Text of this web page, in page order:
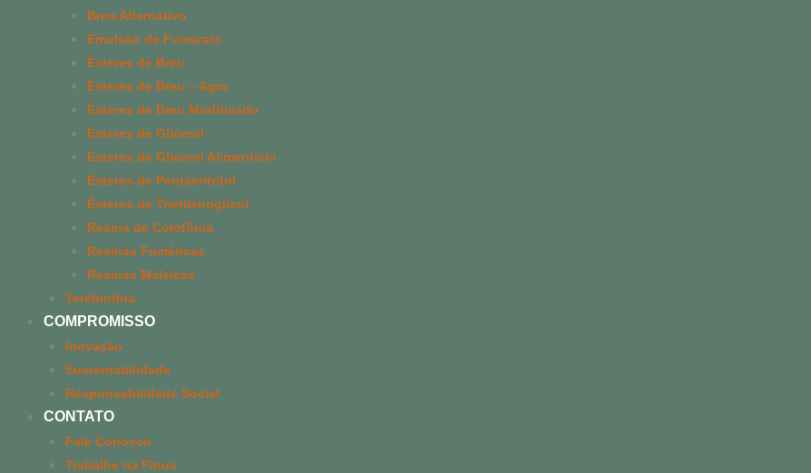
Breu Alternativo
Emulsão de Fumarato
Ésteres de Breu
Ésteres de Breu – Agro
Ésteres de Breu Modificado
Ésteres de Glicerol
Ésteres de Glicerol Alimentício
Ésteres de Pentaeritritol
Ésteres de Trietilenoglicol
Resina de Colofônia
Resinas Fumáricas
Resinas Maleicas
Terebintina
COMPROMISSO
Inovação
Sustentabilidade
Responsabilidade Social
CONTATO
Fale Conosco
Trabalhe na Pinus